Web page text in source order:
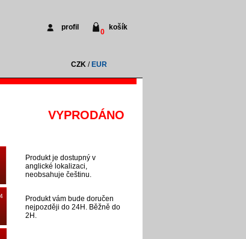
profil
0
košík
CZK/ EUR
VYPRODÁNO
Produkt je dostupný v
anglické lokalizaci,
neobsahuje češtinu.
Produkt vám bude doručen
nejpozději do 24H. Běžně do
2H.